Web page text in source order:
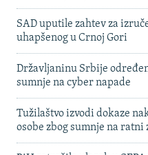
SAD uputile zahtev za
uhapšenog u Crnoj Gori
Državljaninu Srbije
sumnje na cyber napade
Tužilaštvo izvodi dokaze
osobe zbog sumnje na ratni